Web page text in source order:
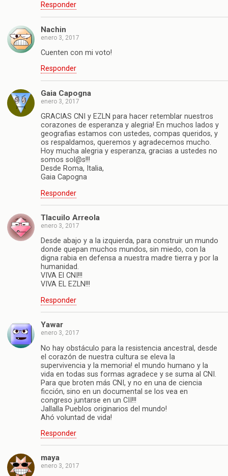
Responder
Nachin
enero 3, 2017
Cuenten con mi voto!
Responder
Gaia Capogna
enero 3, 2017
GRACIAS CNI y EZLN para hacer retemblar nuestros
corazones de esperanza y alegria! En muchos lados y
geografias estamos con ustedes, compas queridos, y
os respaldamos, queremos y agradecemos mucho.
Hoy mucha alegria y esperanza, gracias a ustedes no
somos sol@s!!!
Desde Roma, Italia,
Gaia Capogna
Responder
Tlacuilo Arreola
enero 3, 2017
Desde abajo y a la izquierda, para construir un mundo
donde quepan muchos mundos, sin miedo, con la
digna rabia en defensa a nuestra madre tierra y por la
humanidad.
VIVA El CNI!!!
VIVA EL EZLN!!!
Responder
Yawar
enero 3, 2017
No hay obstáculo para la resistencia ancestral, desde
el corazón de nuestra cultura se eleva la
supervivencia y la memoria! el mundo humano y la
vida en todas sus formas agradece y se suma al CNI.
Para que broten más CNI, y no en una de ciencia
ficción, sino en un documental se los vea en
congreso juntarse en un CII!!!
Jallalla Pueblos originarios del mundo!
Ahó voluntad de vida!
Responder
maya
enero 3, 2017